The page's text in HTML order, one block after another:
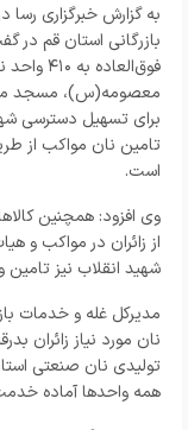
به گزارش خبرگزاری
بازرگانی استان قم در
معصومه(س)، مسجد
برای تسهیل دسترسی
تامین نان مواکب از
است.
وی افزود: همچنین
از زائران در مواکب و
شهید انقلاب نیز
مدیرکل غله و خدمات
نان مورد نیاز زائران
تولیدی نان صنعتی
همه واحدها آماده